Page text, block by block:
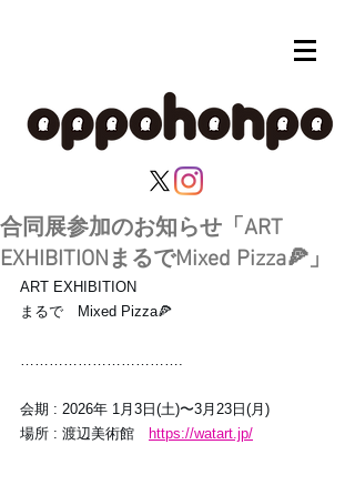
合同展参加のお知らせ「ART
EXHIBITIONまるでMixed Pizza🍕」
ART EXHIBITION
まるで　Mixed Pizza🍕
…………………………….
会期 : 2026年 1月3日(土)〜3月23日(月)
場所 : 渡辺美術館
https://watart.jp/